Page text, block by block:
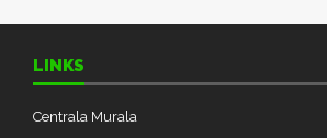
LINKS
Centrala Murala